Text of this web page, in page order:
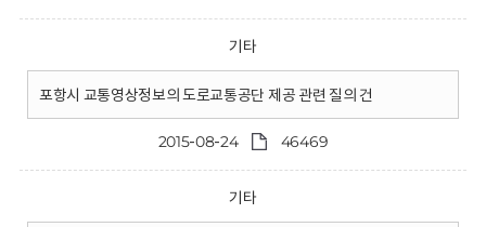
기타
포항시 교통영상정보의 도로교통공단 제공 관련 질의 건
2015-08-24 46469
기타